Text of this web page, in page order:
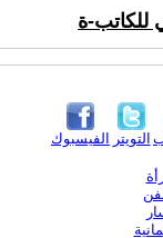
للكاتب-ة
الفيسبوك التويتر